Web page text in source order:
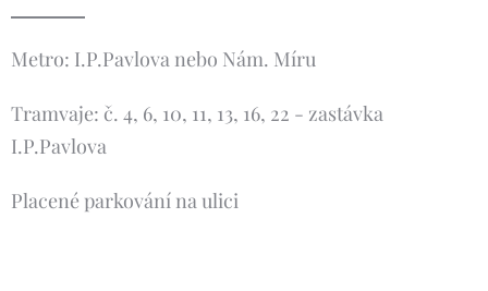
Metro: I.P.Pavlova nebo Nám. Míru
Tramvaje: č. 4, 6, 10, 11, 13, 16, 22 - zastávka
I.P.Pavlova
Placené parkování na ulici